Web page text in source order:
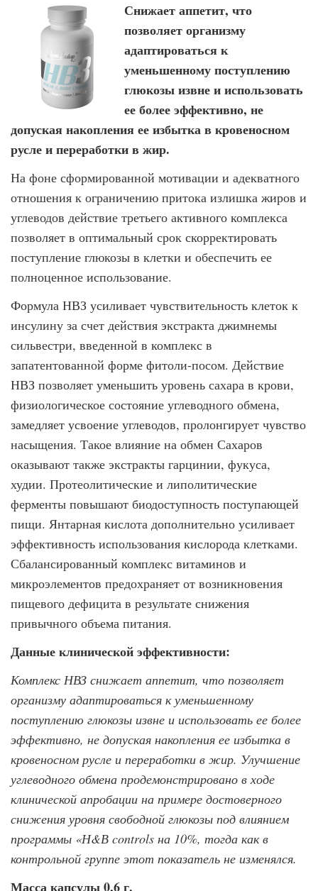
Снижает аппетит, что
позволяет организму
адаптироваться к
уменьшенному поступлению
глюкозы извне и использовать
ее более эффективно, не
допуская накопления ее избытка в кровеносном
русле и переработки в жир.
На фоне сформированной мотивации и адекватного
отношения к ограничению притока излишка жиров и
углеводов действие третьего активного комплекса
поз­воляет в оптимальный срок скорректировать
поступление глюкозы в клетки и обеспечить ее
полноценное использование.
Формула НВЗ усиливает чувствительность клеток к
инсулину за счет действия экстра­кта джимнемы
сильвестри, введенной в комплекс в
запатентованной форме фитоли-посом. Действие
НВЗ позволяет уменьшить уровень сахара в крови,
физиологическое состояние углеводного обмена,
замедляет усвоение углеводов, пролонгирует чувство
насыщения. Такое влияние на обмен Сахаров
оказывают также экстракты гарцинии, фукуса,
худии. Протеолитические и липолитические
ферменты повышают биодоступ­ность поступающей
пищи. Янтарная кислота дополнительно усиливает
эффектив­ность использования кислорода клетками.
Сбалансированный комплекс витаминов и
микроэлементов предохраняет от возникновения
пищевого дефицита в результате снижения
привычного объема питания.
Данные клинической эффективности:
Комплекс НВЗ снижает аппетит, что позволяет
организму адаптироваться к уменьшен­ному
поступлению глюкозы извне и использовать ее более
эффективно, не допус­кая накопления ее избытка в
кровеносном русле и переработки в жир. Улучшение
углеводного обмена продемонстрировано в ходе
клинической апробации на примере достоверного
снижения уровня свободной глюкозы под влиянием
программы «Н&В controls на 10%, тогда как в
контрольной группе этот показатель не изменялся.
Масса капсулы 0,6 г.